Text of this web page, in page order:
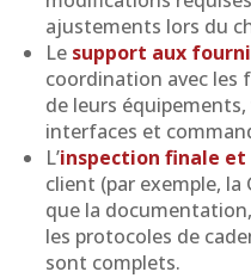
ajustements lors du
Le support aux
coordination avec les
de leurs
interfaces et
L’inspection finale
client (par exemple, la
que la
les protocoles de
sont complets.